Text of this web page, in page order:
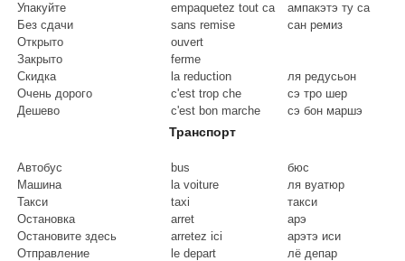
Упакуйте
empaquetez tout ca
ампакэтэ ту са
Без сдачи
sans remise
сан ремиз
Открыто
ouvert
Закрыто
ferme
Скидка
la reduction
ля редусьон
Очень дорого
c'est trop che
сэ тро шер
Дешево
c'est bon marche сэ бон маршэ
Транспорт
Автобус bus
бюс
Машина
la voiture
ля вуатюр
Такси
taxi
такси
Остановка
arret
арэ
Остановите здесь
arretez ici
арэтэ иси
Отправление
le depart
лё депар